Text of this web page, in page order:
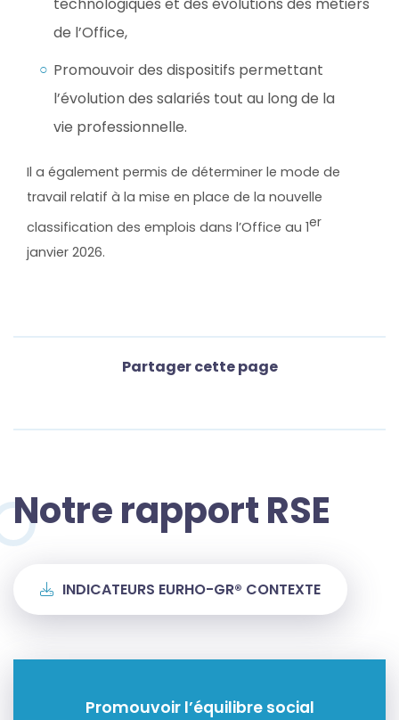
de l’Office,
Promouvoir des dispositifs permettant
l’évolution des salariés tout au long de la
vie professionnelle.
Il a également permis de déterminer le mode de
travail relatif à la mise en place de la nouvelle
classification des emplois dans l’Office au 1er
janvier 2026.
Partager cette page
Notre rapport RSE
INDICATEURS EURHO-GR® CONTEXTE
Promouvoir l’équilibre social